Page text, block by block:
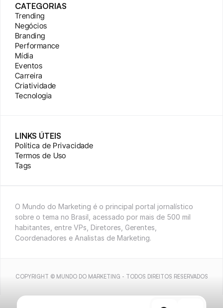
CATEGORIAS
Trending
Negócios
Branding
Performance
Mídia
Eventos
Carreira
Criatividade
Tecnologia
LINKS ÚTEIS
Política de Privacidade
Termos de Uso
Tags
O Mundo do Marketing é o principal portal jornalístico
sobre o tema no Brasil, acessado por mais de 500 mil
habitantes, entre VPs, Diretores, Gerentes,
Coordenadores e Analistas de Marketing.
COPYRIGHT © MUNDO DO MARKETING - TODOS DIREITOS RESERVADOS